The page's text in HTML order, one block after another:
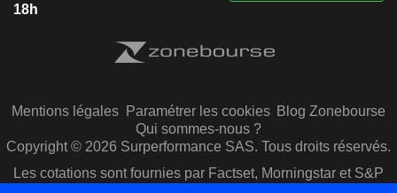
18h
Mentions légales Paramétrer les cookies Blog Zonebourse
Qui sommes-nous ?
Copyright © 2026 Surperformance SAS. Tous droits réservés.
Les cotations sont fournies par Factset, Morningstar et S&P